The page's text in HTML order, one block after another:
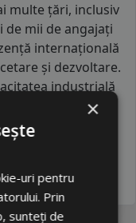
multe țări, inclusiv
de mii de angajați
internațională
și dezvoltare.
industrială
auto pentru
cu alte branduri
mediu,
de
×
uri pentru
Prin
sunteți de